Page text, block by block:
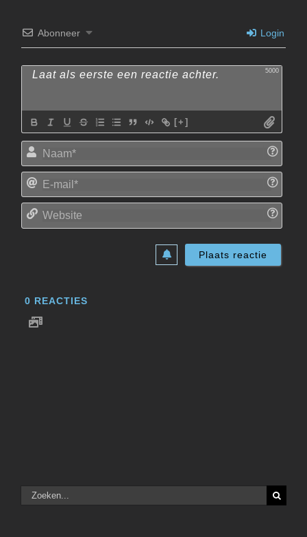
Abonneer Login
5000
[+]
E-
0 REACTIES
Zoeken
naar: